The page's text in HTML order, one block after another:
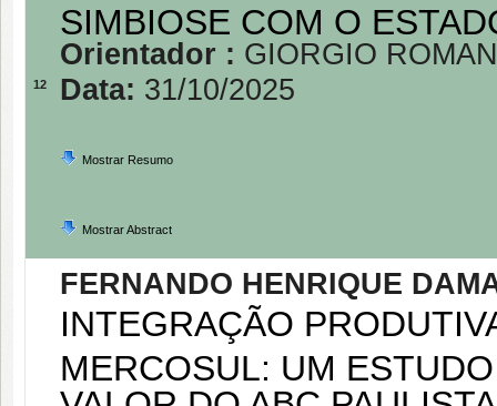
12
SIMBIOSE COM O
Orientador : GIORGIO
Data: 31/10/2025
Mostrar Resumo
Mostrar Abstract
FERNANDO HENRIQUE
INTEGRAÇÃO
MERCOSUL: UM